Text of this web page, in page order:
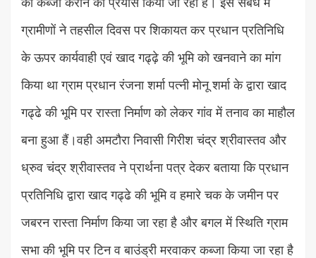
ग्रामीणों ने तहसील दिवस पर शिकायत कर प्रधान प्रतिनिधि
के ऊपर कार्यवाही एवं खाद गढ्ढ़े की भूमि को खनवाने का मांग
किया था ग्राम प्रधान रंजना शर्मा पत्नी मोनू शर्मा के द्वारा खाद
गढ्ढे की भूमि पर रास्ता निर्माण को लेकर गांव में तनाव का माहौल
बना हुआ हैं।वही अमटौरा निवासी गिरीश चंद्र श्रीवास्तव और
ध्रुव चंद्र श्रीवास्तव ने प्रार्थना पत्र देकर बताया कि प्रधान
प्रतिनिधि द्वारा खाद गढ्ढे की भूमि व हमारे चक के जमीन पर
जबरन रास्ता निर्माण किया जा रहा है और बगल में स्थिति ग्राम
सभा की भूमि पर टिन व बाउंड्री मरवाकर कब्जा किया जा रहा है